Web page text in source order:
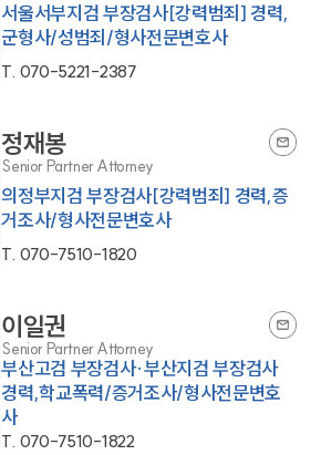
서울서부지검 부장검사[강력범죄] 경력,
군형사/성범죄/형사전문변호사
T. 070-5221-2387
정재봉
Senior Partner Attorney
의정부지검 부장검사[강력범죄] 경력,증
거조사/형사전문변호사
T. 070-7510-1820
이일권
Senior Partner Attorney
부산고검 부장검사·부산지검 부장검사
경력,학교폭력/증거조사/형사전문변호
사
T. 070-7510-1822